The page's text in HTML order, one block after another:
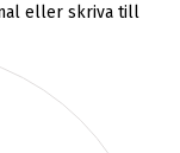
eller skriva till